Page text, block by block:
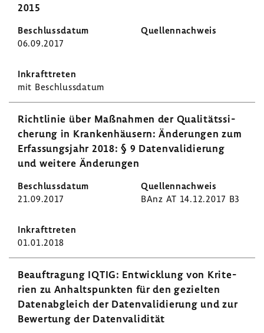
2015
06.09.2017
mit Beschluss­datum
Richt­linie über Maßnahmen der Quali­täts­si­
che­rung in Kran­ken­häu­sern: Ände­rungen zum
Erfas­sungs­jahr 2018: § 9 Daten­va­li­die­rung
und weitere Ände­rungen
21.09.2017 BAnz AT 14.12.2017 B3
01.01.2018
Beauf­tra­gung IQTIG: Entwick­lung von Krite­
rien zu Anhalts­punkten für den gezielten
Daten­ab­gleich der Daten­va­li­die­rung und zur
Bewer­tung der Daten­va­li­dität